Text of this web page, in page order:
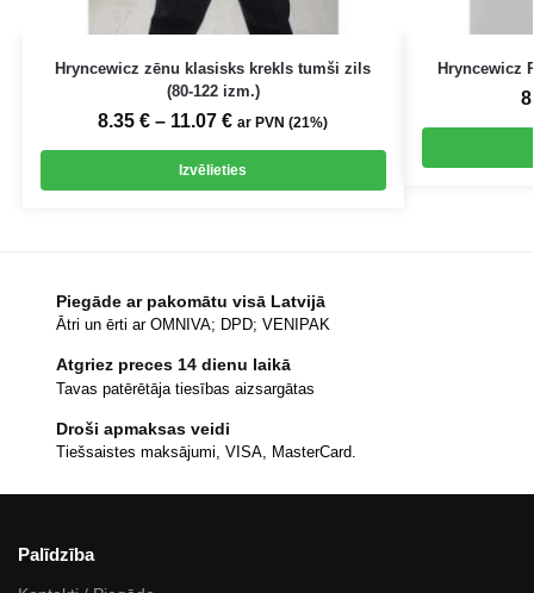
Hryncewicz zēnu klasisks krekls tumši zils
(80-122 izm.)
8.35€ – 11.07€ ar PVN (21%)
Izvēlieties
Hryncewicz
Piegāde ar pakomātu visā Latvijā
Ātri un ērti ar OMNIVA; DPD; VENIPAK
Atgriez preces 14 dienu laikā
Tavas patērētāja tiesības aizsargātas
Droši apmaksas veidi
Tiešsaistes maksājumi, VISA, MasterCard.
Palīdzība